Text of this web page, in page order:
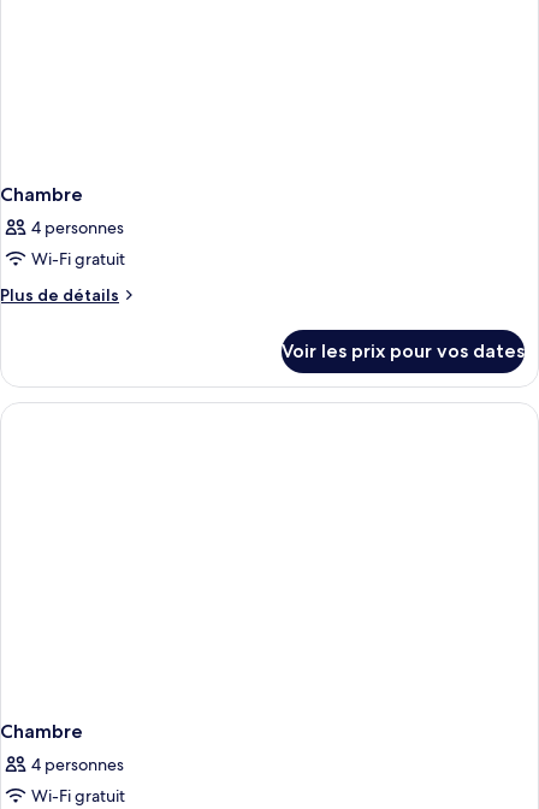
Chambre
4 personnes
Wi-Fi gratuit
Plus de détails
Plus
le
type
de
Voir les prix pour vos dates
Chambre
4 personnes
Wi-Fi gratuit